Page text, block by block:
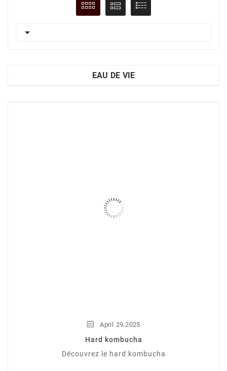

EAU DE VIE
April 29,2025
Hard kombucha
Découvrez le hard kombucha